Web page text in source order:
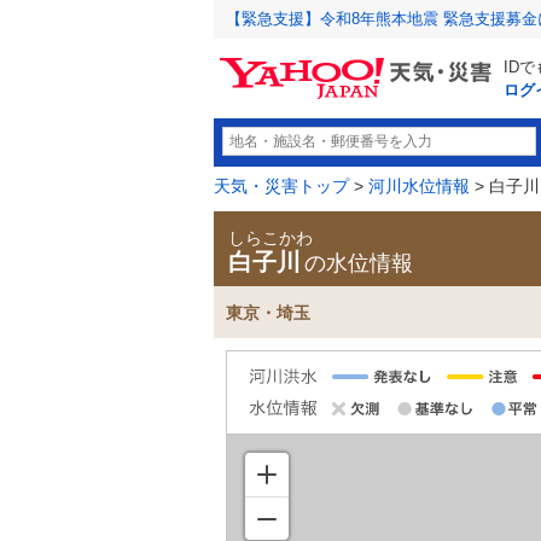
【緊急支援】令和8年熊本地震 緊急支援募
ID
ログ
天気・災害トップ> 河川水位情報 > 白子川
しらこかわ
白子川 の水位情報
東京・埼玉